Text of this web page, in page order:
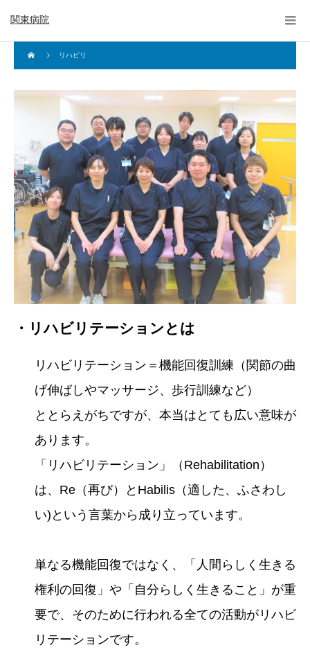
関東病院
リハビリ
・リハビリテーションとは
リハビリテーション＝機能回復訓練（関節の曲
げ伸ばしやマッサージ、歩行訓練など）
ととらえがちですが、本当はとても広い意味が
あります。
「リハビリテーション」（Rehabilitation）
は、Re（再び）とHabilis（適した、ふさわし
い)という言葉から成り立っています。
単なる機能回復ではなく、「人間らしく生きる
権利の回復」や「自分らしく生きること」が重
要で、そのために行われる全ての活動がリハビ
リテーションです。